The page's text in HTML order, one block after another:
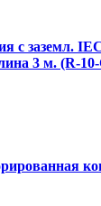
заземл. IEC
3 м. (R-